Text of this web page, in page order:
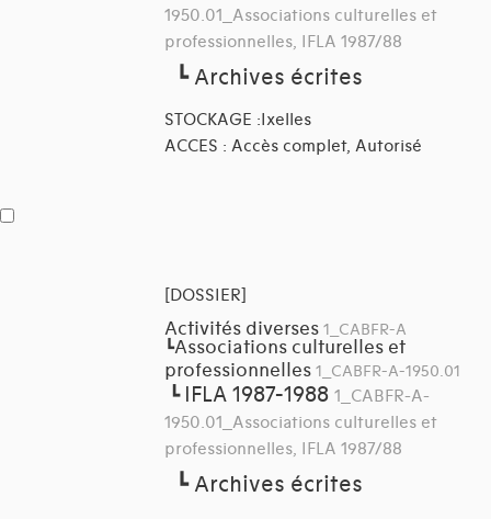
1950.01_Associations culturelles et
professionnelles, IFLA 1987/88
┗Archives écrites
STOCKAGE :Ixelles
ACCES : Accès complet, Autorisé
[DOSSIER]
Activités diverses 1_CABFR-A
┗Associations culturelles et
professionnelles 1_CABFR-A-1950.01
┗ IFLA 1987-1988 1_CABFR-A-
1950.01_Associations culturelles et
professionnelles, IFLA 1987/88
┗Archives écrites